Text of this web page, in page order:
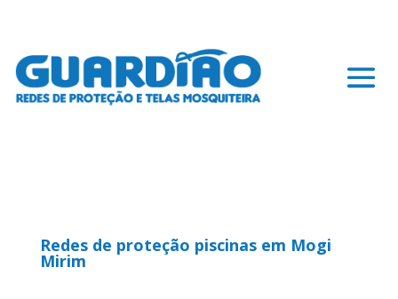
Redes de proteção piscinas em Mogi
Mirim